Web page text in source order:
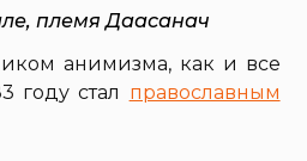
племя Даасанач
анимизма, как и все
году стал православным